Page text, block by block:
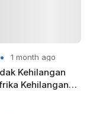
1 month ago
Kehilangan
Kehilangan